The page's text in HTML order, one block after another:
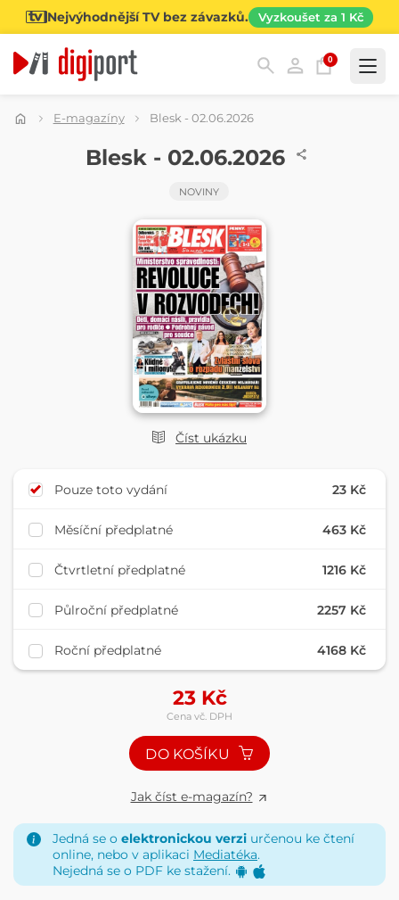
Nejvýhodnější TV bez závazků. Vyzkoušet za 1 Kč
0
Kategorie
E-magazíny Blesk - 02.06.2026
Číst ukázku
Blesk - 02.06.2026
NOVINY
Pouze toto vydání 23 Kč
Měsíční předplatné 463 Kč
Čtvrtletní předplatné 1216 Kč
Půlroční předplatné 2257 Kč
Roční předplatné 4168 Kč
23Kč
Cena vč. DPH
DO KOŠÍKU
Jak číst e-magazín?
Jedná se o elektronickou verzi určenou ke čtení
online, nebo v aplikaci Mediatéka.
Nejedná se o PDF ke stažení.